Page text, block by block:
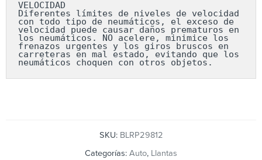
VELOCIDAD
Diferentes límites de niveles de velocidad
con todo tipo de neumáticos, el exceso de
velocidad puede causar daños prematuros en
los neumáticos. NO acelere, minimice los
frenazos urgentes y los giros bruscos en
carreteras en mal estado, evitando que los
neumáticos choquen con otros objetos.
SKU: BLRP29812
Categorías: Auto, Llantas